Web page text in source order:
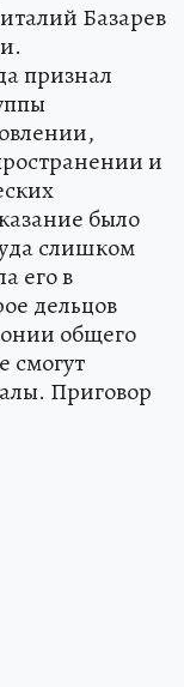
Базарев
признал
и
было
слишком
его в
дельцов
общего
смогут
Приговор